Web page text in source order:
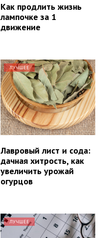
Как продлить жизнь
лампочке за 1
движение
ЛУЧШЕЕ
Лавровый лист и сода:
дачная хитрость, как
увеличить урожай
огурцов
ЛУЧШЕЕ